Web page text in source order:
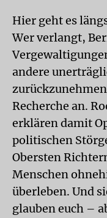
Hier geht es
Wer verlangt,
andere
Recherche an.
erklären damit
politischen
Obersten
Menschen
überleben. Und
glauben euch –